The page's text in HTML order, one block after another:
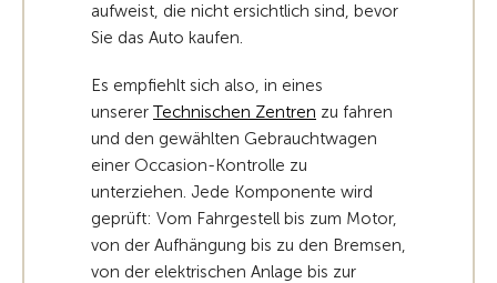
aufweist, die nicht ersichtlich sind, bevor
Sie das Auto kaufen.
Es empfiehlt sich also, in eines
unserer Technischen Zentren zu fahren
und den gewählten Gebrauchtwagen
einer Occasion-Kontrolle zu
unterziehen. Jede Komponente wird
geprüft: Vom Fahrgestell bis zum Motor,
von der Aufhängung bis zu den Bremsen,
von der elektrischen Anlage bis zur